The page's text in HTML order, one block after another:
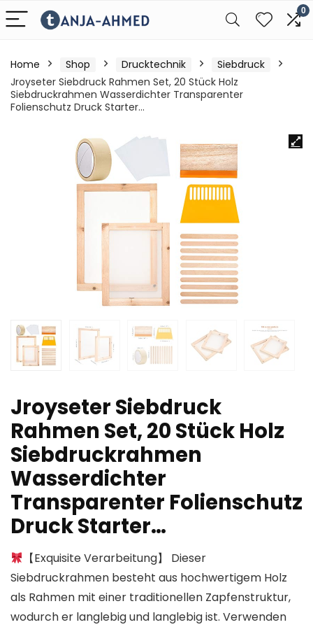
0
Home Shop Drucktechnik
Siebdruck
Jroyseter Siebdruck Rahmen Set, 20 Stück Holz
Siebdruckrahmen Wasserdichter Transparenter
Folienschutz Druck Starter…
Jroyseter Siebdruck
Rahmen Set, 20 Stück Holz
Siebdruckrahmen
Wasserdichter
Transparenter Folienschutz
Druck Starter…
【Exquisite Verarbeitung】 Dieser
Siebdruckrahmen besteht aus hochwertigem Holz
als Rahmen mit einer traditionellen Zapfenstruktur,
wodurch er langlebig und langlebig ist. Verwenden